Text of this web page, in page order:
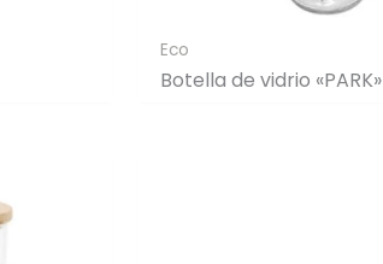
Eco
Botella de vidrio «PARK»